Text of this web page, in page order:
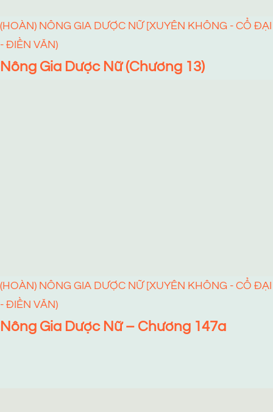
(HOÀN) NÔNG GIA DƯỢC NỮ [XUYÊN KHÔNG - CỔ ĐẠI
- ĐIỀN VĂN)
Nông Gia Dược Nữ (Chương 13)
(HOÀN) NÔNG GIA DƯỢC NỮ [XUYÊN KHÔNG - CỔ ĐẠI
- ĐIỀN VĂN)
Nông Gia Dược Nữ – Chương 147a